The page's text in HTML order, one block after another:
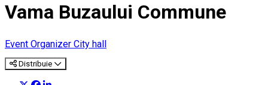
Vama Buzaului Commune
Event Organizer City hall
Distribuie